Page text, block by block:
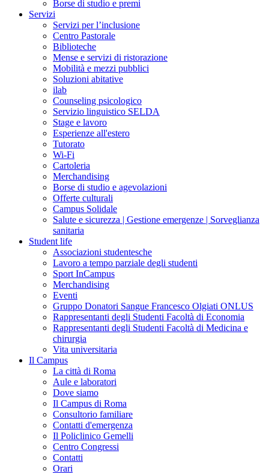
Borse di studio e premi
Servizi
Servizi per l’inclusione
Centro Pastorale
Biblioteche
Mense e servizi di ristorazione
Mobilità e mezzi pubblici
Soluzioni abitative
ilab
Counseling psicologico
Servizio linguistico SELDA
Stage e lavoro
Esperienze all'estero
Tutorato
Wi-Fi
Cartoleria
Merchandising
Borse di studio e agevolazioni
Offerte culturali
Campus Solidale
Salute e sicurezza | Gestione emergenze | Sorveglianza
sanitaria
Student life
Associazioni studentesche
Lavoro a tempo parziale degli studenti
Sport InCampus
Merchandising
Eventi
Gruppo Donatori Sangue Francesco Olgiati ONLUS
Rappresentanti degli Studenti Facoltà di Economia
Rappresentanti degli Studenti Facoltà di Medicina e
chirurgia
Vita universitaria
Il Campus
La città di Roma
Aule e laboratori
Dove siamo
Il Campus di Roma
Consultorio familiare
Contatti d'emergenza
Il Policlinico Gemelli
Centro Congressi
Contatti
Orari